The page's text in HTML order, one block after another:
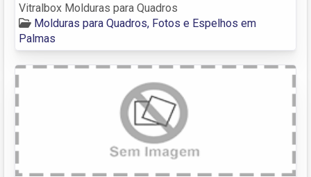
Vitralbox Molduras para Quadros
Molduras para Quadros, Fotos e Espelhos em
Palmas